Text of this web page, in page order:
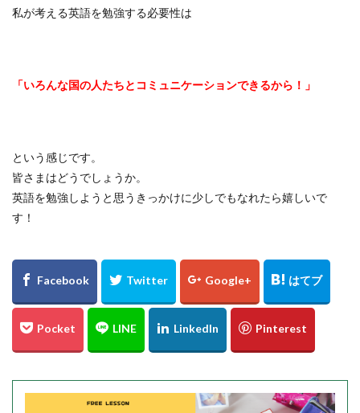
私が考える英語を勉強する必要性は
「いろんな国の人たちとコミュニケーションできるから！」
という感じです。
皆さまはどうでしょうか。
英語を勉強しようと思うきっかけに少しでもなれたら嬉しいで
す！